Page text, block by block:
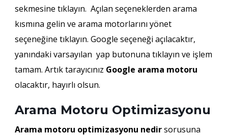
sekmesine tıklayın. Açılan seçeneklerden arama
kısmına gelin ve arama motorlarını yönet
seçeneğine tıklayın. Google seçeneği açılacaktır,
yanındaki varsayılan yap butonuna tıklayın ve işlem
tamam. Artık tarayıcınız Google arama motoru
olacaktır, hayırlı olsun.
Arama Motoru Optimizasyonu
Arama motoru optimizasyonu nedirsorusuna